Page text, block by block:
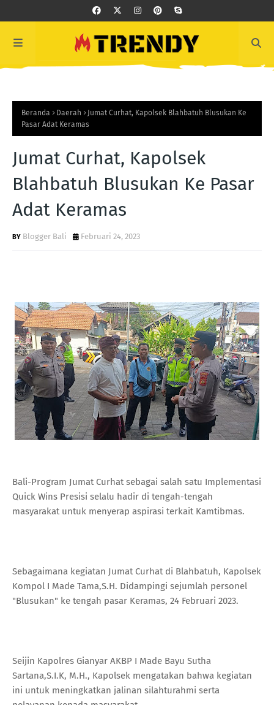
Beranda Daerah
Jumat Curhat, Kapolsek Blahbatuh Blusukan Ke
Pasar Adat Keramas
Jumat Curhat, Kapolsek
Blahbatuh Blusukan Ke Pasar
Adat Keramas
Blogger Bali Februari 24, 2023
Bali-Program Jumat Curhat sebagai salah satu Implementasi
Quick Wins Presisi selalu hadir di tengah-tengah
masyarakat untuk menyerap aspirasi terkait Kamtibmas.
Sebagaimana kegiatan Jumat Curhat di Blahbatuh, Kapolsek
Kompol I Made Tama,S.H. Didampingi sejumlah personel
"Blusukan" ke tengah pasar Keramas, 24 Februari 2023.
Seijin Kapolres Gianyar AKBP I Made Bayu Sutha
Sartana,S.I.K, M.H., Kapolsek mengatakan bahwa kegiatan
ini untuk meningkatkan jalinan silahturahmi serta